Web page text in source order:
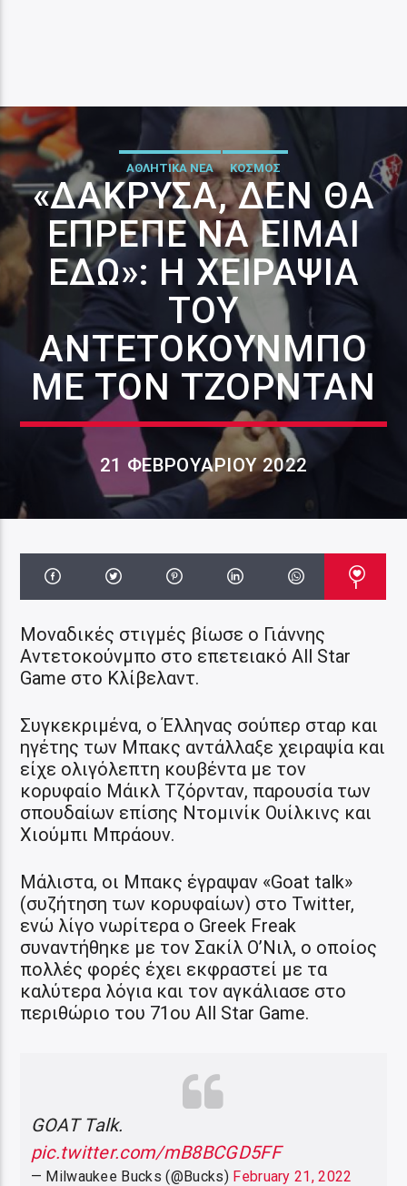
ΑΘΛΗΤΙΚΑ ΝΕΑ ΚΟΣΜΟΣ
«ΔΆΚΡΥΣΑ, ΔΕΝ ΘΑ
ΈΠΡΕΠΕ ΝΑ ΕΊΜΑΙ
ΕΔΏ»: Η ΧΕΙΡΑΨΊΑ
ΤΟΥ
ΑΝΤΕΤΟΚΟΎΝΜΠΟ
ΜΕ ΤΟΝ ΤΖΌΡΝΤΑΝ
21 ΦΕΒΡΟΥΑΡΊΟΥ 2022
1
Μοναδικές στιγμές βίωσε ο Γιάννης
Αντετοκούνμπο στο επετειακό All Star
Game στο Κλίβελαντ.
Συγκεκριμένα, ο Έλληνας σούπερ σταρ και
ηγέτης των Μπακς αντάλλαξε χειραψία και
είχε ολιγόλεπτη κουβέντα με τον
κορυφαίο Μάικλ Τζόρνταν, παρουσία των
σπουδαίων επίσης Ντομινίκ Ουίλκινς και
Χιούμπι Μπράουν.
Μάλιστα, οι Μπακς έγραψαν «Goat talk»
(συζήτηση των κορυφαίων) στο Twitter,
ενώ λίγο νωρίτερα ο Greek Freak
συναντήθηκε με τον Σακίλ Ο’Νιλ, ο οποίος
πολλές φορές έχει εκφραστεί με τα
καλύτερα λόγια και τον αγκάλιασε στο
περιθώριο του 71ου All Star Game.
GOAT Talk.
pic.twitter.com/mB8BCGD5FF
— Milwaukee Bucks (@Bucks) February 21, 2022